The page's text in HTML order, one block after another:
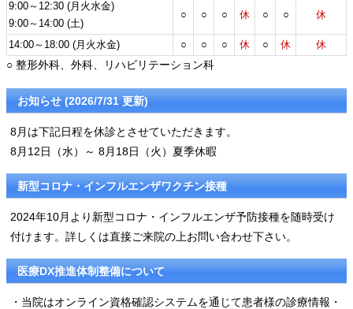
9:00～12:30 (月火水金)
9:00～14:00 (土)
○ ○ ○ 休 ○ ○ 休
14:00～18:00 (月火水金) ○ ○ ○ 休 ○ 休 休
○ 整形外科、外科、リハビリテーション科
お知らせ (2026/7/31 更新)
8月は下記日程を休診とさせていただきます。
8月12日（水）～ 8月18日（火）夏季休暇
新型コロナ・インフルエンザワクチン接種
2024年10月より新型コロナ・インフルエンザ予防接種を随時受け
付けます。詳しくは直接ご来院の上お問い合わせ下さい。
医療DX推進体制整備について
・当院はオンライン資格確認システムを通じて患者様の診療情報・